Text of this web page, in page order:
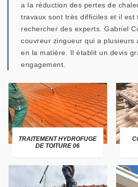
a la réduction des pertes de
travaux sont très difficiles et il est
rechercher des experts. Gabriel
couvreur zingueur qui a plusieurs
en la matière. Il établit un devis
engagement.
TRAITEMENT HYDROFUGE
DE TOITURE 06